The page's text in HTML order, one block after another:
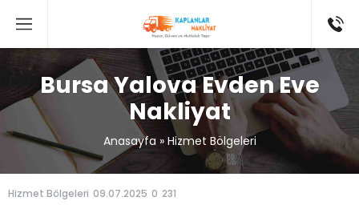
Bursa Yalova Evden Eve
Nakliyat
Anasayfa» Hizmet Bölgeleri
Hizmet Bölgeleri 09.07.2025 0 231